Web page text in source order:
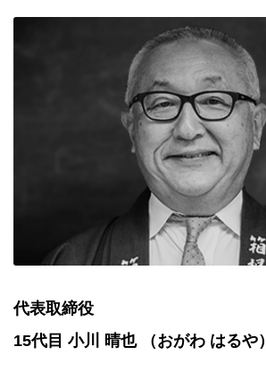
代表取締役
15代目 小川 晴也 （おがわ はるや）